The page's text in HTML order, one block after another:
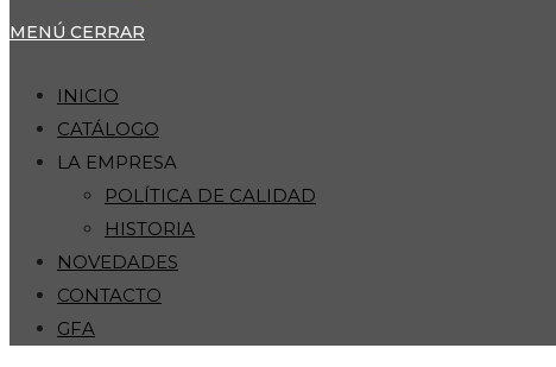
MENÚ CERRAR
INICIO
CATÁLOGO
LA EMPRESA
POLÍTICA DE CALIDAD
HISTORIA
NOVEDADES
CONTACTO
GFA